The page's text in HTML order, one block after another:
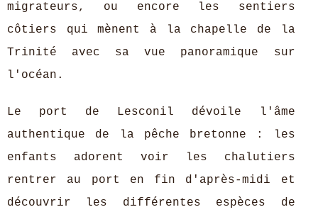
migrateurs, ou encore les sentiers
côtiers qui mènent à la chapelle de la
Trinité avec sa vue panoramique sur
l'océan.
Le port de Lesconil dévoile l'âme
authentique de la pêche bretonne : les
enfants adorent voir les chalutiers
rentrer au port en fin d'après-midi et
découvrir les différentes espèces de